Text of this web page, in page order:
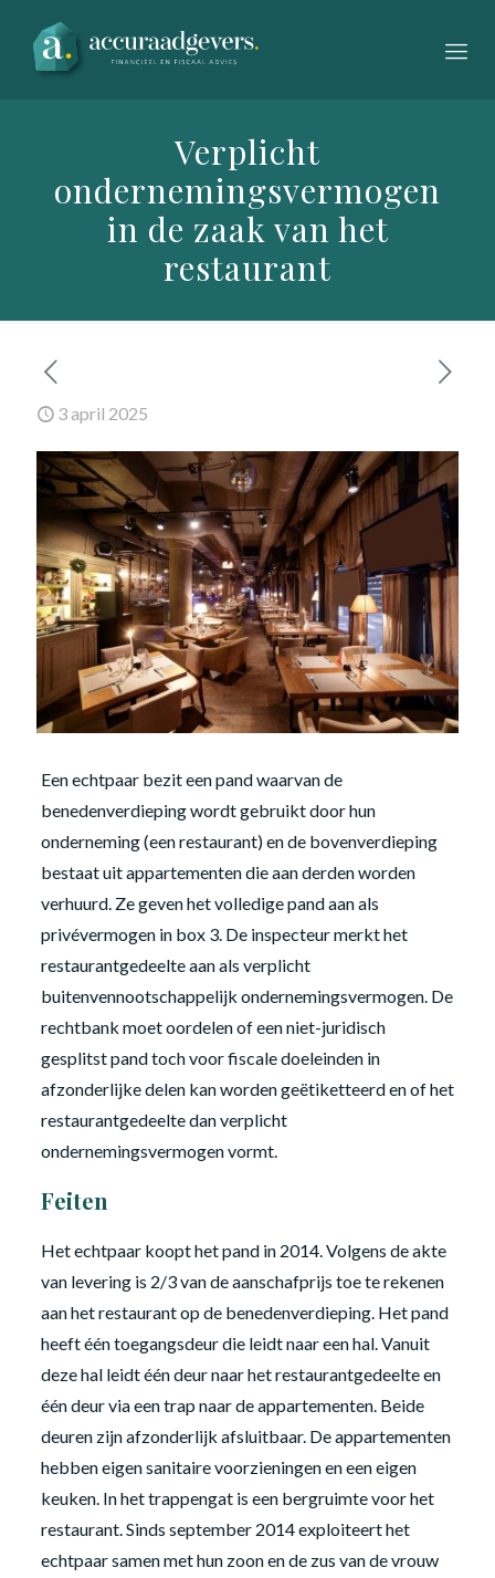
Verplicht
ondernemingsvermogen
in de zaak van het
restaurant
3 april 2025
Een echtpaar bezit een pand waarvan de
benedenverdieping wordt gebruikt door hun
onderneming (een restaurant) en de bovenverdieping
bestaat uit appartementen die aan derden worden
verhuurd. Ze geven het volledige pand aan als
privévermogen in box 3. De inspecteur merkt het
restaurantgedeelte aan als verplicht
buitenvennootschappelijk ondernemingsvermogen. De
rechtbank moet oordelen of een niet-juridisch
gesplitst pand toch voor fiscale doeleinden in
afzonderlijke delen kan worden geëtiketteerd en of het
restaurantgedeelte dan verplicht
ondernemingsvermogen vormt.
Feiten
Het echtpaar koopt het pand in 2014. Volgens de akte
van levering is 2/3 van de aanschafprijs toe te rekenen
aan het restaurant op de benedenverdieping. Het pand
heeft één toegangsdeur die leidt naar een hal. Vanuit
deze hal leidt één deur naar het restaurantgedeelte en
één deur via een trap naar de appartementen. Beide
deuren zijn afzonderlijk afsluitbaar. De appartementen
hebben eigen sanitaire voorzieningen en een eigen
keuken. In het trappengat is een bergruimte voor het
restaurant. Sinds september 2014 exploiteert het
echtpaar samen met hun zoon en de zus van de vrouw